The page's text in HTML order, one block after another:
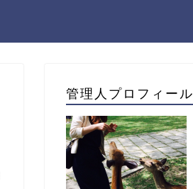
管理人プロフィール